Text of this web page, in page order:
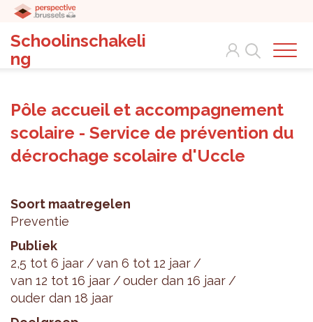
Schoolinschakeli
ng
Search
Pôle accueil et accompagnement
scolaire - Service de prévention du
décrochage scolaire d'Uccle
Soort maatregelen
Preventie
Publiek
2,5 tot 6 jaar
van 6 tot 12 jaar
van 12 tot 16 jaar
ouder dan 16 jaar
ouder dan 18 jaar